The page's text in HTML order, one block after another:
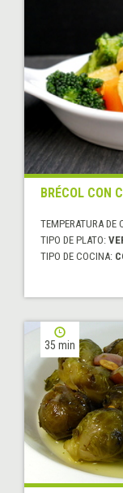
BRÉCOL CON
TEMPERATURA DE
TIPO DE PLATO:
TIPO DE COCINA:
35 min